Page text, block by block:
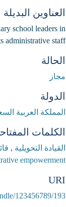
العناوين البديلة
school leaders in
administrative staff
الحالة
مجاز
الدولة
المملكة العربية
الكلمات
القيادة التحويلية ,
empowerment
URI
123456789/193